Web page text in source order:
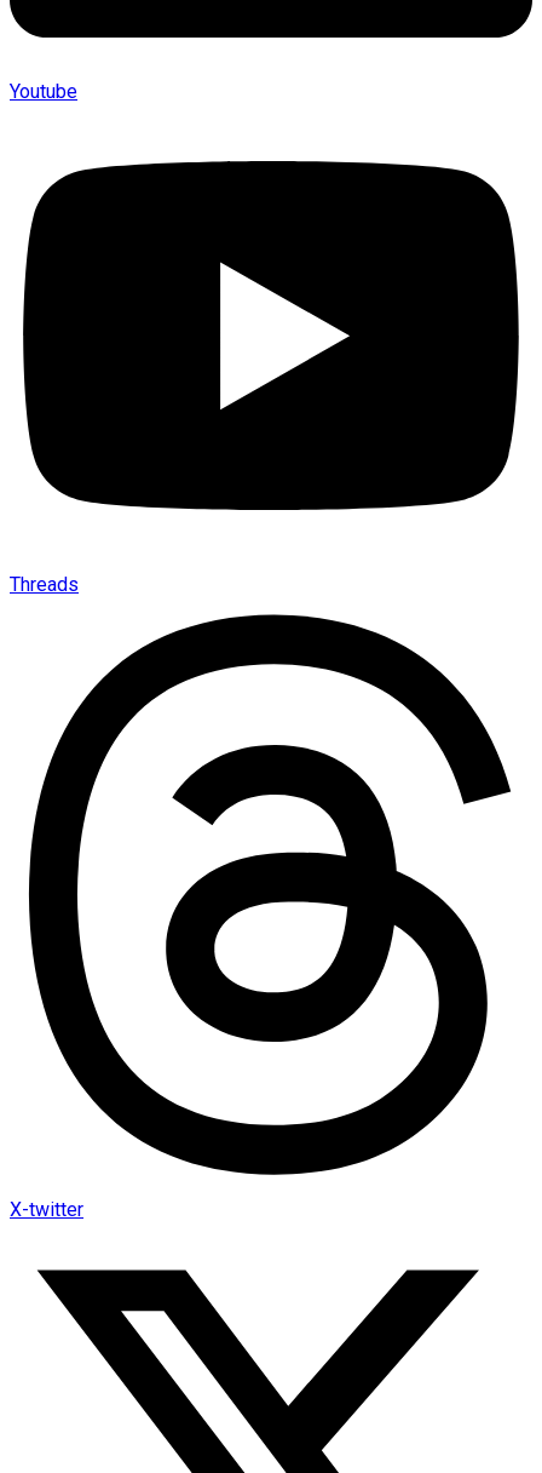
Youtube
Threads
X-twitter